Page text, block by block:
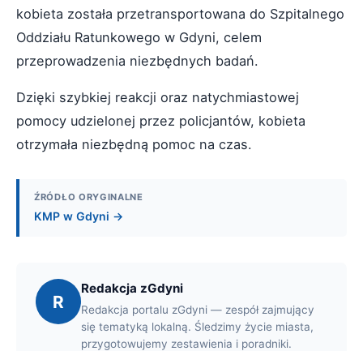
kobieta została przetransportowana do Szpitalnego
Oddziału Ratunkowego w Gdyni, celem
przeprowadzenia niezbędnych badań.
Dzięki szybkiej reakcji oraz natychmiastowej
pomocy udzielonej przez policjantów, kobieta
otrzymała niezbędną pomoc na czas.
ŹRÓDŁO ORYGINALNE
KMP w Gdyni →
R
Redakcja zGdyni
Redakcja portalu zGdyni — zespół zajmujący
się tematyką lokalną. Śledzimy życie miasta,
przygotowujemy zestawienia i poradniki.